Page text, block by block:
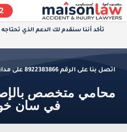
تأكد أننا سنقدم لك الدعم الذي
اتصل بنا على الرقم 8922383866 على مدار الساعة طوال أيام الأسبوع
محامي متخصص
في سان